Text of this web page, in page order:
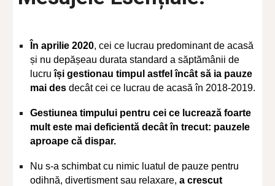
În aprilie 2020, cei ce lucrau predominant de acasă
și nu depășeau durata standard a săptămânii de
lucru își gestionau timpul astfel încât să ia pauze
mai des decât cei ce lucrau de acasă în 2018-2019.
Gestiunea timpului pentru cei ce lucrează foarte
mult este mai deficientă decât în trecut: pauzele
aproape că dispar.
Nu s-a schimbat cu nimic luatul de pauze pentru
odihnă, divertisment sau relaxare, a crescut